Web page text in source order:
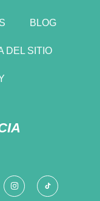
BLOG
DEL SITIO